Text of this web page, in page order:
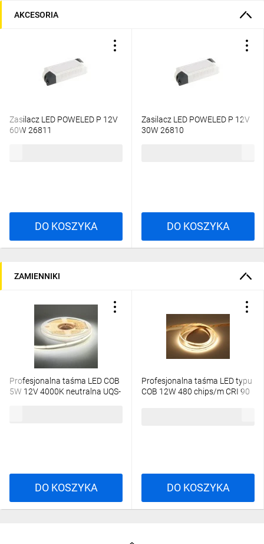
AKCESORIA
Zasilacz LED POWELED P 12V
60W 26811
DO KOSZYKA
Zasilacz LED POWELED P 12V
30W 26810
DO KOSZYKA
ZAMIENNIKI
Profesjonalna taśma LED COB
5W 12V 4000K neutralna UQS-
DO KOSZYKA
Profesjonalna taśma LED typu
COB 12W 480 chips/m CRI 90
DO KOSZYKA